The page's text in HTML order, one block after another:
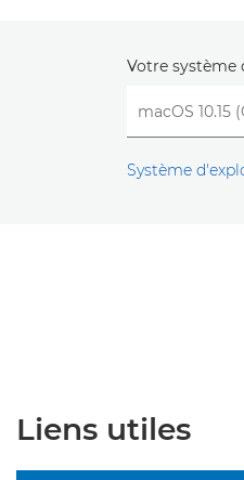
Votre système
Système
Liens utiles